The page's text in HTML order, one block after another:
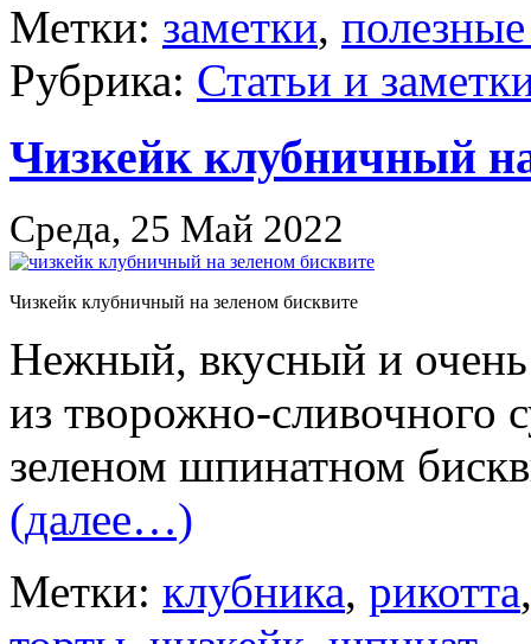
Метки: заметки,
Рубрика: Статьи и
Чизкейк клубничный
Среда, 25 Май 2022
Чизкейк клубничный на зеленом бисквите
Нежный, вкусный и очень
из творожно-сливочного
зеленом шпинатном
(далее…)
Метки: клубника, рикотта